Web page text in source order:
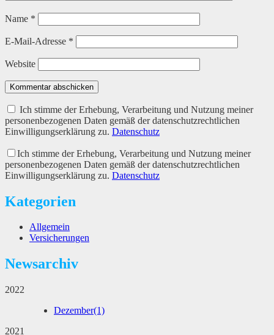
Name *
E-Mail-Adresse *
Website
Kommentar abschicken
Ich stimme der Erhebung, Verarbeitung und Nutzung meiner
personenbezogenen Daten gemäß der datenschutzrechtlichen
Einwilligungserklärung zu. Datenschutz
Ich stimme der Erhebung, Verarbeitung und Nutzung meiner
personenbezogenen Daten gemäß der datenschutzrechtlichen
Einwilligungserklärung zu. Datenschutz
Kategorien
Allgemein
Versicherungen
Newsarchiv
2022
Dezember(1)
2021